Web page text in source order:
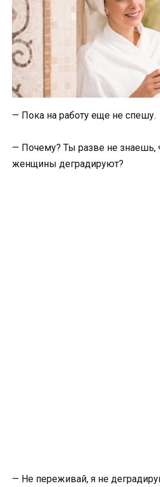
— Пока на работу еще не спешу.
— Почему? Ты разве не знаешь,
женщины деградируют?
— Не переживай, я не